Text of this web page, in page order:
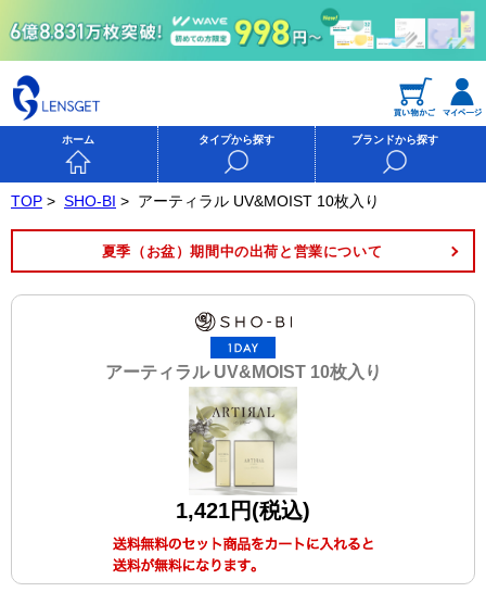
ホーム タイプから探す ブランドから探す
TOP > SHO-BI > アーティラル UV&MOIST 10枚入り
夏季（お盆）期間中の出荷と営業について
アーティラル UV&MOIST 10枚入り
1,421円(税込)